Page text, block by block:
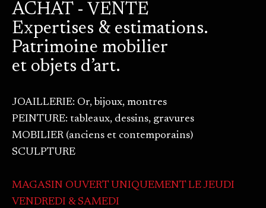
ACHAT - VENTE
Expertises & estimations.
Patrimoine mobilier
et objets d’art.
JOAILLERIE: Or, bijoux, montres
PEINTURE: tableaux, dessins, gravures
MOBILIER (anciens et contemporains)
SCULPTURE
MAGASIN OUVERT UNIQUEMENT LE JEUDI
VENDREDI & SAMEDI